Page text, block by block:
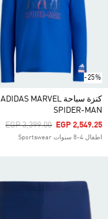
-25%
كنزة سباحة ADIDAS MARVEL
SPIDER-MAN
Price Reduced From
EGP 3,399.00ToEGP 2,549.25
اطفال 4-8 سنوات Sportswear